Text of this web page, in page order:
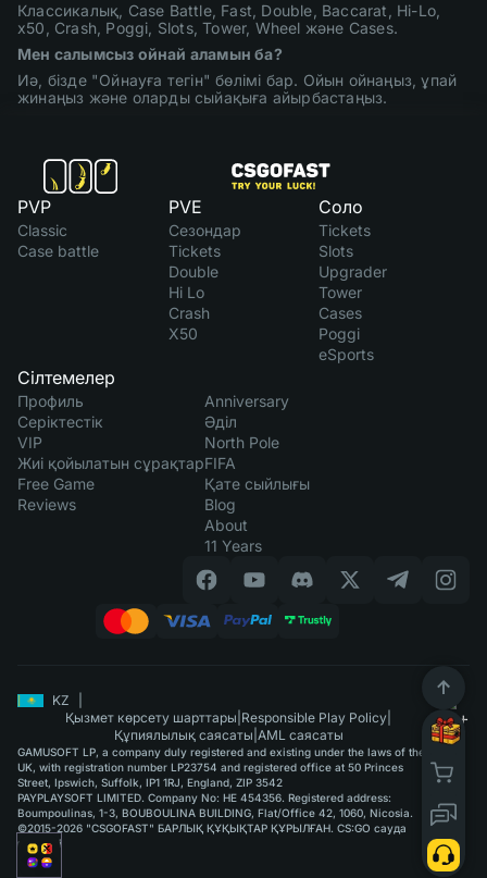
Классикалық, Case Battle, Fast, Double, Baccarat, Hi-Lo,
x50, Crash, Poggi, Slots, Tower, Wheel және Cases.
Мен салымсыз ойнай аламын ба?
Иә, бізде "Ойнауға тегін" бөлімі бар. Ойын ойнаңыз, ұпай
жинаңыз және оларды сыйақыға айырбастаңыз.
PVP
Classic
Case battle
PVE
Сезондар
Tickets
Double
Hi Lo
Crash
X50
Соло
Tickets
Slots
Upgrader
Tower
Cases
Poggi
eSports
Сілтемелер
Профиль
Серіктестік
VIP
Жиі қойылатын сұрақтар
Free Game
Reviews
Anniversary
Әділ
North Pole
FIFA
Қате сыйлығы
Blog
About
11 Years
KZ
Қызмет көрсету шарттары Responsible Play Policy
Құпиялылық саясаты AML саясаты
GAMUSOFT LP, a company duly registered and existing under the laws of the
UK, with registration number LP23754 and registered office at 50 Princes
Street, Ipswich, Suffolk, IP1 1RJ, England, ZIP 3542
PAYPLAYSOFT LIMITED. Company No: HE 454356. Registered address:
Boumpoulinas, 1-3, BOUBOULINA BUILDING, Flat/Office 42, 1060, Nicosia.
©2015-2026 "CSGOFAST" БАРЛЫҚ ҚҰҚЫҚТАР ҚҰРЫЛҒАН. CS:GO сауда
қызметі